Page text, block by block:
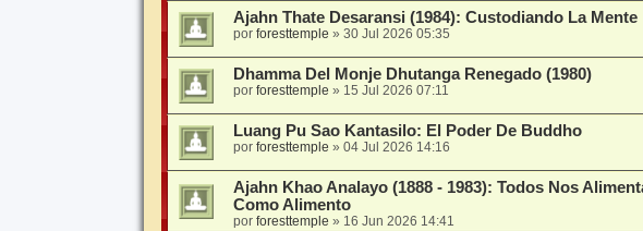
Ajahn Thate Desaransi (1984): Custodiando La Mente
por foresttemple » 30 Jul 2026 05:35
Dhamma Del Monje Dhutanga Renegado (1980)
por foresttemple » 15 Jul 2026 07:11
Luang Pu Sao Kantasilo: El Poder De Buddho
por foresttemple » 04 Jul 2026 14:16
Ajahn Khao Analayo (1888 - 1983): Todos Nos
Como Alimento
por foresttemple » 16 Jun 2026 14:41